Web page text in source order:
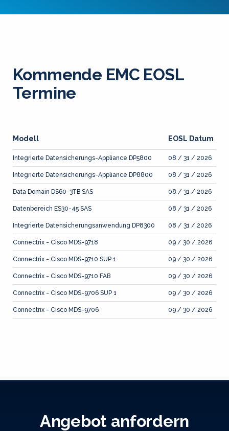
Kommende EMC EOSL
Termine
Modell EOSL Datum
Integrierte Datensicherungs-Appliance DP5800 08 / 31 / 2026
Integrierte Datensicherungs-Appliance DP8800 08 / 31 / 2026
Data Domain DS60-3TB SAS 08 / 31 / 2026
Datenbereich ES30-45 SAS 08 / 31 / 2026
Integrierte Datensicherungsanwendung DP8300 08 / 31 / 2026
Connectrix - Cisco MDS-9718 09 / 30 / 2026
Connectrix - Cisco MDS-9710 SUP 1 09 / 30 / 2026
Connectrix - Cisco MDS-9710 FAB 09 / 30 / 2026
Connectrix - Cisco MDS-9706 SUP 1 09 / 30 / 2026
Connectrix - Cisco MDS-9706 09 / 30 / 2026
Angebot anfordern